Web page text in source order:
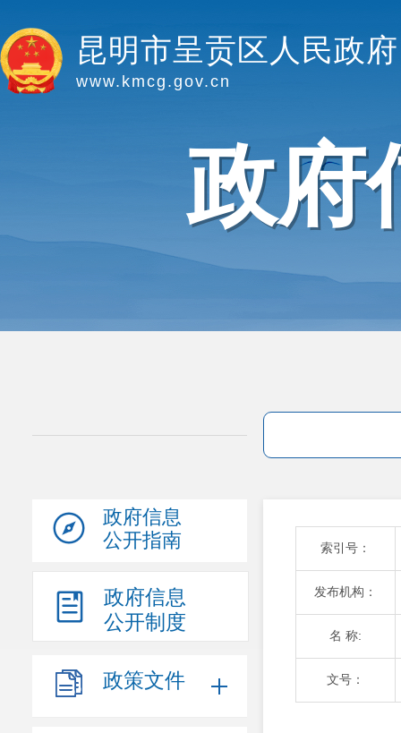
昆明市呈贡区人民政府
www.kmcg.gov.cn
政府
政府信息
公开指南
政府信息
公开制度
政策文件
索引号：
发布机构：
名 称:
文号：